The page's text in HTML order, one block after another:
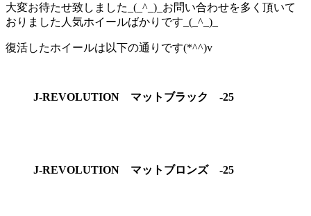
大変お待たせ致しました_(_^_)_お問い合わせを多く頂いて
おりました人気ホイールばかりです_(_^_)_
復活したホイールは以下の通りです(*^^)v
J-REVOLUTION マットブラック -25
J-REVOLUTION マットブロンズ -25